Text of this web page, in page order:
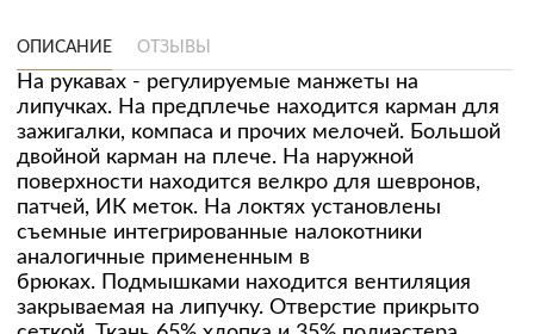
ОПИСАНИЕ ОТЗЫВЫ
На рукавах - регулируемые манжеты на
липучках. На предплечье находится карман для
зажигалки, компаса и прочих мелочей. Большой
двойной карман на плече. На наружной
поверхности находится велкро для шевронов,
патчей, ИК меток. На локтях установлены
съемные интегрированные налокотники
аналогичные примененным в
брюках. Подмышками находится вентиляция
закрываемая на липучку. Отверстие прикрыто